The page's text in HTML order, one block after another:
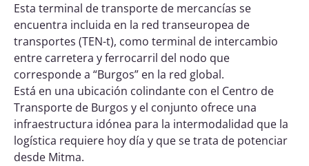
Esta terminal de transporte de mercancías se
encuentra incluida en la red transeuropea de
transportes (TEN-t), como terminal de intercambio
entre carretera y ferrocarril del nodo que
corresponde a “Burgos” en la red global.
Está en una ubicación colindante con el Centro de
Transporte de Burgos y el conjunto ofrece una
infraestructura idónea para la intermodalidad que la
logística requiere hoy día y que se trata de potenciar
desde Mitma.